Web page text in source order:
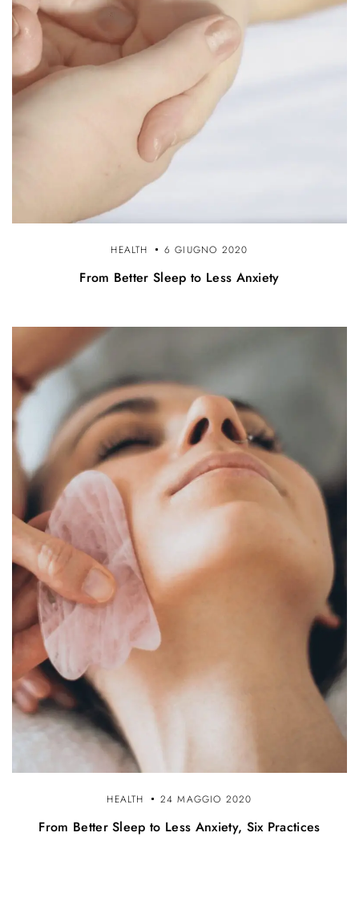
HEALTH 6 GIUGNO 2020
From Better Sleep to Less Anxiety
HEALTH 24 MAGGIO 2020
From Better Sleep to Less Anxiety, Six Practices